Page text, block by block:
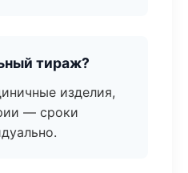
тираж?
изделия,
— сроки